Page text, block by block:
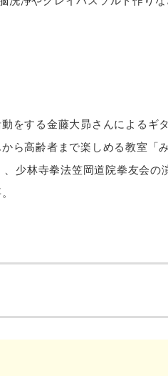
をする金藤大昴さんによるギ
ら高齢者まで楽しめる教室「
少林寺拳法笠岡道院拳友会の